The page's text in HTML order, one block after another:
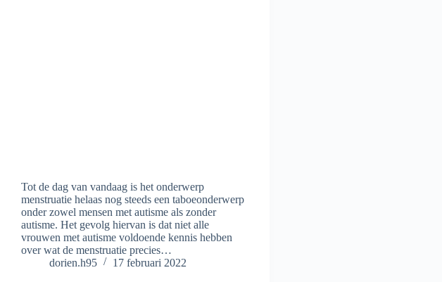
Tot de dag van vandaag is het onderwerp
menstruatie helaas nog steeds een taboeonderwerp
onder zowel mensen met autisme als zonder
autisme. Het gevolg hiervan is dat niet alle
vrouwen met autisme voldoende kennis hebben
over wat de menstruatie precies…
dorien.h95
17 februari 2022